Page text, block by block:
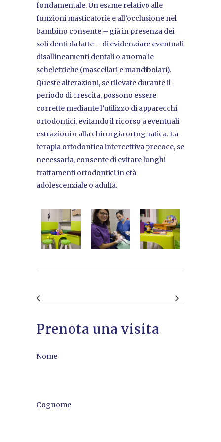
fondamentale. Un esame relativo alle
funzioni masticatorie e all’occlusione nel
bambino consente – già in presenza dei
soli denti da latte – di evidenziare eventuali
disallineamenti dentali o anomalie
scheletriche (mascellari e mandibolari).
Queste alterazioni, se rilevate durante il
periodo di crescita, possono essere
corrette mediante l’utilizzo di apparecchi
ortodontici, evitando il ricorso a eventuali
estrazioni o alla chirurgia ortognatica. La
terapia ortodontica intercettiva precoce, se
necessaria, consente di evitare lunghi
trattamenti ortodontici in età
adolescenziale o adulta.
Prenota una visita
Nome
Cognome